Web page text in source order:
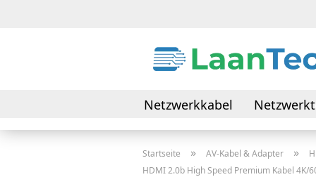
Netzwerkkabel
Daten- & Verbindungskabel
Startseite » AV-Kabel & Adapter »
HDMI 2.0b High Speed Premium Kabel 4K/